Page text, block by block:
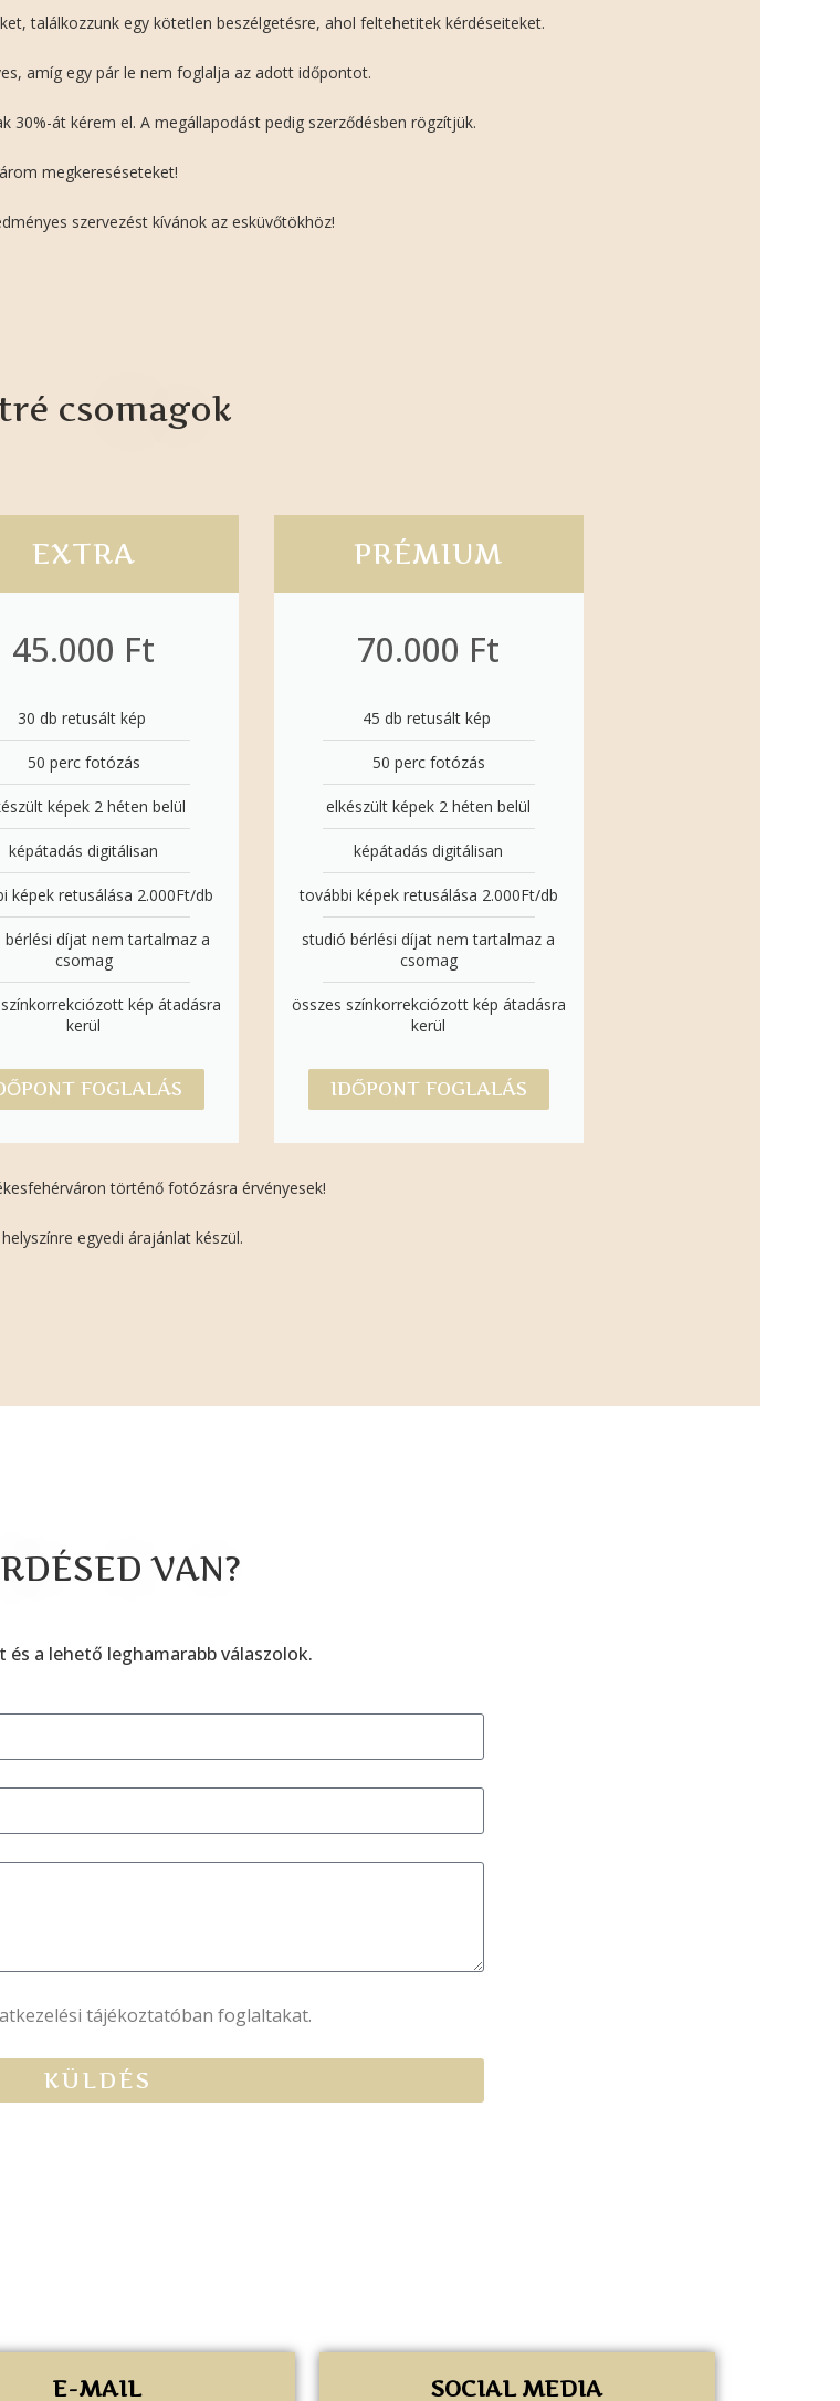
találkozzunk egy kötetlen beszélgetésre, ahol feltehetitek kérdéseiteket.
amíg egy pár le nem foglalja az adott időpontot.
30%-át kérem el. A megállapodást pedig szerződésben rögzítjük.
megkereséseteket!
szervezést kívánok az esküvőtökhöz!
csomagok
EXTRA
45.000 Ft
30 db retusált kép ​
50 perc fotózás
képek 2 héten belül
képátadás digitálisan
képek retusálása 2.000Ft/db
bérlési díjat nem tartalmaz a
csomag
kép átadásra
kerül
FOGLALÁS
PRÉMIUM
70.000 Ft
45 db retusált kép ​
50 perc fotózás
elkészült képek 2 héten belül
képátadás digitálisan
további képek retusálása 2.000Ft/db
studió bérlési díjat nem tartalmaz a
csomag
összes színkorrekciózott kép átadásra
kerül
IDŐPONT FOGLALÁS
történő fotózásra érvényesek!
egyedi árajánlat készül.
VAN?
és a lehető leghamarabb válaszolok.
tájékoztatóban foglaltakat.
KÜLDÉS
E-MAIL SOCIAL MEDIA